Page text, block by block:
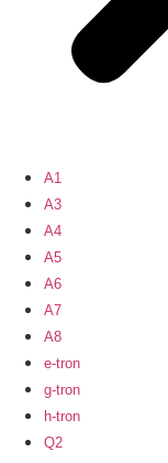
A1
A3
A4
A5
A6
A7
A8
e-tron
g-tron
h-tron
Q2